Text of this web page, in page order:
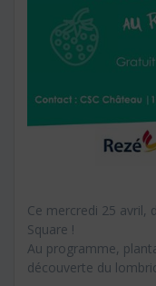
Ce mercredi 25 avril,
Square !
Au programme,
découverte du